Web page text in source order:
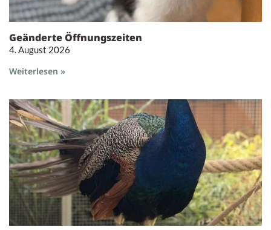
Geänderte Öffnungszeiten
4. August 2026
Weiterlesen »